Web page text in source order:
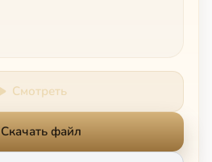
Смотреть
Скачать файл